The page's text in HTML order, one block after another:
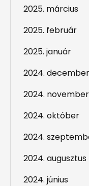
2025. március
2025. február
2025. január
2024. december
2024. november
2024. október
2024.
2024. augusztus
2024. június